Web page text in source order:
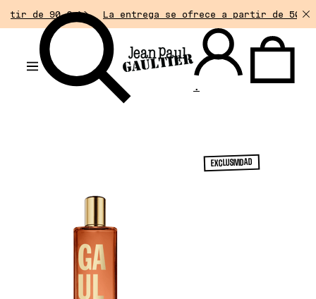
€ >> La entrega se ofrece a partir de 50€ de
.
EXCLUSIVIDAD